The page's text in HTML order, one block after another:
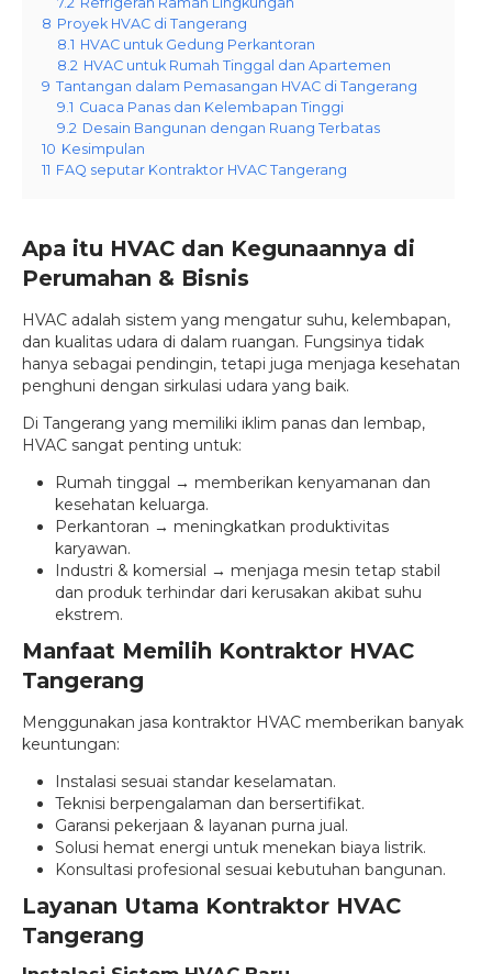
8 Proyek HVAC di Tangerang
8.1 HVAC untuk Gedung Perkantoran
8.2 HVAC untuk Rumah Tinggal dan Apartemen
9 Tantangan dalam Pemasangan HVAC di Tangerang
9.1 Cuaca Panas dan Kelembapan Tinggi
9.2 Desain Bangunan dengan Ruang Terbatas
10 Kesimpulan
11 FAQ seputar Kontraktor HVAC Tangerang
Apa itu HVAC dan Kegunaannya di
Perumahan & Bisnis
HVAC adalah sistem yang mengatur suhu, kelembapan,
dan kualitas udara di dalam ruangan. Fungsinya tidak
hanya sebagai pendingin, tetapi juga menjaga kesehatan
penghuni dengan sirkulasi udara yang baik.
Di Tangerang yang memiliki iklim panas dan lembap,
HVAC sangat penting untuk:
Rumah tinggal → memberikan kenyamanan dan
kesehatan keluarga.
Perkantoran → meningkatkan produktivitas
karyawan.
Industri & komersial → menjaga mesin tetap stabil
dan produk terhindar dari kerusakan akibat suhu
ekstrem.
Manfaat Memilih Kontraktor HVAC
Tangerang
Menggunakan jasa kontraktor HVAC memberikan banyak
keuntungan:
Instalasi sesuai standar keselamatan.
Teknisi berpengalaman dan bersertifikat.
Garansi pekerjaan & layanan purna jual.
Solusi hemat energi untuk menekan biaya listrik.
Konsultasi profesional sesuai kebutuhan bangunan.
Layanan Utama Kontraktor HVAC
Tangerang